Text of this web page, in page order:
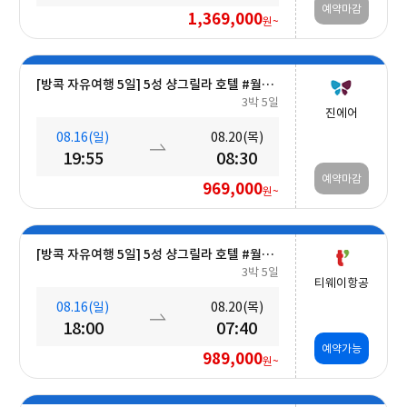
1,369,000원~
예약마감
[방콕 자유여행 5일] 5성 샹그릴라 호텔 #월드체인 #차오프라야강변 #조식포함 #호캉스 #도심접근성
3박 5일
08.16(일)
19:55
08.20(목)
08:30
969,000원~
진에어
예약마감
[방콕 자유여행 5일] 5성 샹그릴라 호텔 #월드체인 #차오프라야강변 #조식포함 #호캉스 #도심접근성
3박 5일
08.16(일)
18:00
08.20(목)
07:40
989,000원~
티웨이항공
예약가능